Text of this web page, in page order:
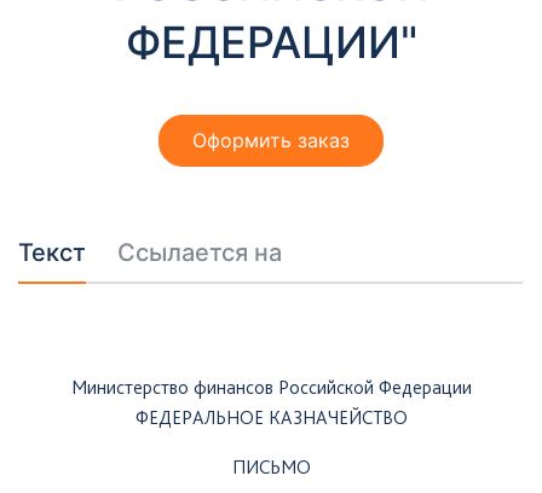
ФЕДЕРАЦИИ"
Оформить заказ
Текст Ссылается на
Министерство финансов Российской Федерации
ФЕДЕРАЛЬНОЕ КАЗНАЧЕЙСТВО
ПИСЬМО